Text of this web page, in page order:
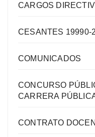
CARGOS
CESANTES 19990-
COMUNICADOS
CONCURSO
CARRERA
CONTRATO